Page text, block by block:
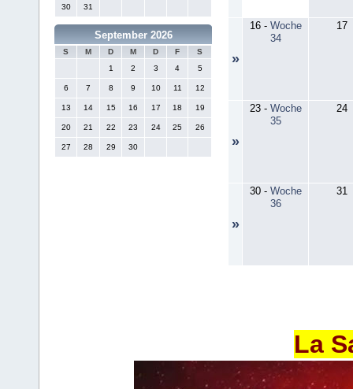
30 31
September 2026
S M D M D F
S
1
2 3 4 5
6 7 8 9 10 11 12
13 14 15 16 17 18 19
20 21 22 23 24 25 26
27 28 29 30
»
16- Woche
34
17
»
23- Woche
35
24
»
30- Woche
36
31
La